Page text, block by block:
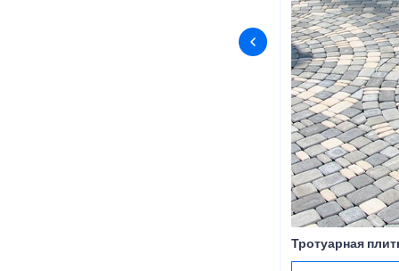
Тротуарная